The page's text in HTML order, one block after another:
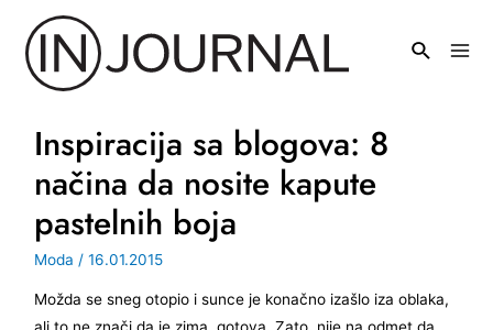
sadržaj
Inspiracija sa blogova: 8
načina da nosite kapute
pastelnih boja
Moda /16.01.2015
Možda se sneg otopio i sunce je konačno izašlo iza oblaka,